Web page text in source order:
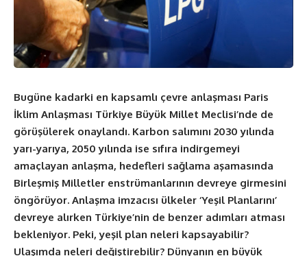
Bugüne kadarki en kapsamlı çevre anlaşması Paris
İklim Anlaşması Türkiye Büyük Millet Meclisi’nde de
görüşülerek onaylandı. Karbon salımını 2030 yılında
yarı-yarıya, 2050 yılında ise sıfıra indirgemeyi
amaçlayan anlaşma, hedefleri sağlama aşamasında
Birleşmiş Milletler enstrümanlarının devreye girmesini
öngörüyor. Anlaşma imzacısı ülkeler ‘Yeşil Planlarını’
devreye alırken Türkiye’nin de benzer adımları atması
bekleniyor. Peki, yeşil plan neleri kapsayabilir?
Ulaşımda neleri değiştirebilir? Dünyanın en büyük